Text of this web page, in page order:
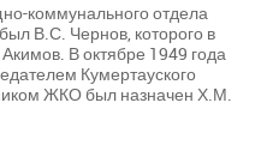
коммунального отдела
В.С. Чернов, которого в
В октябре 1949 года
Кумертауского
ЖКО был назначен Х.М.